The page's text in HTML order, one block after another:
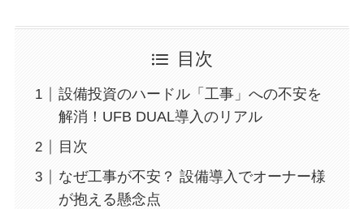
目次
設備投資のハードル「工事」への不安を
解消！UFB DUAL導入のリアル
目次
なぜ工事が不安？ 設備導入でオーナー様
が抱える懸念点